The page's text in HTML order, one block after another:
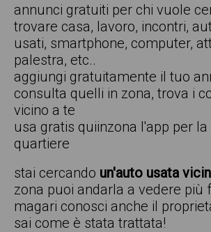
annunci gratuiti per chi vuole
trovare casa, lavoro, incontri,
usati, smartphone, computer,
palestra, etc..
aggiungi gratuitamente il tuo
consulta quelli in zona, trova i
vicino a te
usa gratis quiinzona l'app per
quartiere
stai cercando un'auto usata
zona puoi andarla a vedere più
magari conosci anche il
sai come è stata trattata!